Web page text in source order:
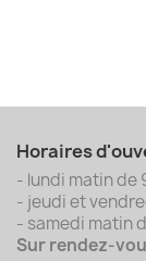
Horaires
- lundi matin de
- jeudi et
- samedi matin
Sur rendez-